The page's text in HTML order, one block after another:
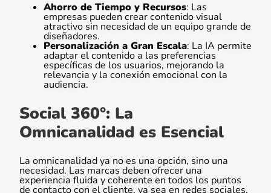
Ahorro de Tiempo y Recursos: Las
empresas pueden crear contenido visual
atractivo sin necesidad de un equipo grande de
diseñadores.
Personalización a Gran Escala: La IA permite
adaptar el contenido a las preferencias
específicas de los usuarios, mejorando la
relevancia y la conexión emocional con la
audiencia.
Social 360°: La
Omnicanalidad es Esencial
La omnicanalidad ya no es una opción, sino una
necesidad. Las marcas deben ofrecer una
experiencia fluida y coherente en todos los puntos
de contacto con el cliente, ya sea en redes sociales,